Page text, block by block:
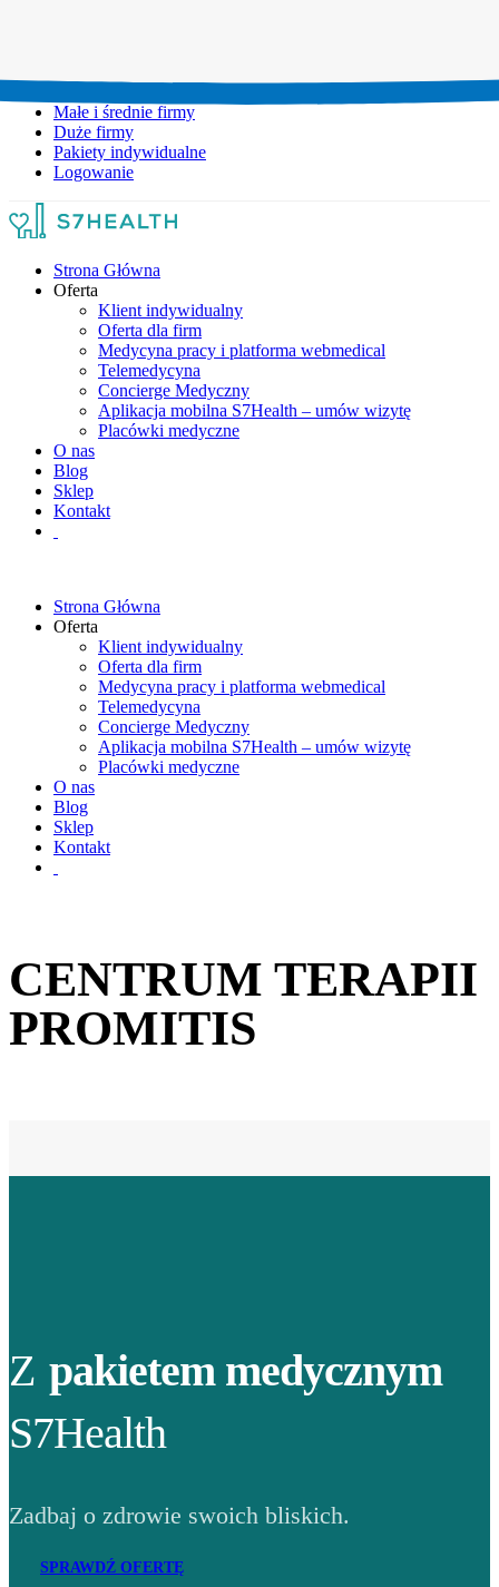
Małe i średnie firmy
Duże firmy
Pakiety indywidualne
Logowanie
Strona Główna
Oferta
Klient indywidualny
Oferta dla firm
Medycyna pracy i platforma webmedical
Telemedycyna
Concierge Medyczny
Aplikacja mobilna S7Health – umów wizytę
Placówki medyczne
O nas
Blog
Sklep
Kontakt
Strona Główna
Oferta
Klient indywidualny
Oferta dla firm
Medycyna pracy i platforma webmedical
Telemedycyna
Concierge Medyczny
Aplikacja mobilna S7Health – umów wizytę
Placówki medyczne
O nas
Blog
Sklep
Kontakt
CENTRUM TERAPII
PROMITIS
Z pakietem medycznym
S7Health
Zadbaj o zdrowie swoich bliskich.
SPRAWDŹ OFERTĘ